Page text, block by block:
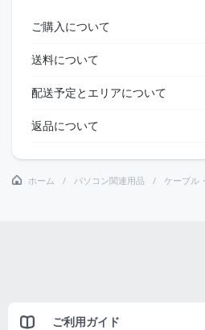
ご購入について
送料について
配送予定とエリアについて
返品について
ホーム パソコン関連用品 ケーブル
ご利用ガイド